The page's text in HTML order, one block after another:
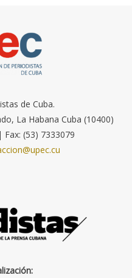
de Cuba.
La Habana Cuba (10400)
(53) 7333079